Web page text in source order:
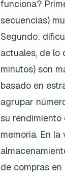
funciona?
secuencias)
Segundo:
actuales, de lo
minutos) son
basado en
agrupar
su rendimiento
memoria. En
de compras